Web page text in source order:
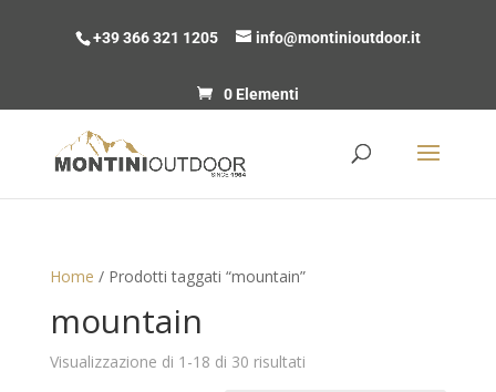
+39 366 321 1205 info@montinioutdoor.it
0 Elementi
Home / Prodotti taggati “mountain”
mountain
Visualizzazione di 1-18 di 30 risultatiPrezzo: